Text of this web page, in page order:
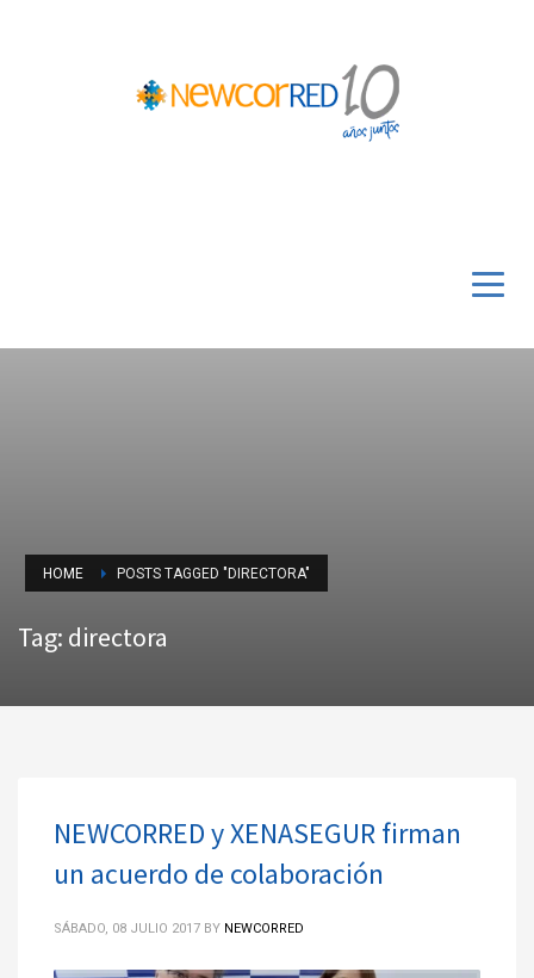
HOME POSTS TAGGED "DIRECTORA"
Tag: directora
NEWCORRED y XENASEGUR firman
un acuerdo de colaboración
SÁBADO, 08 JULIO 2017 BY NEWCORRED